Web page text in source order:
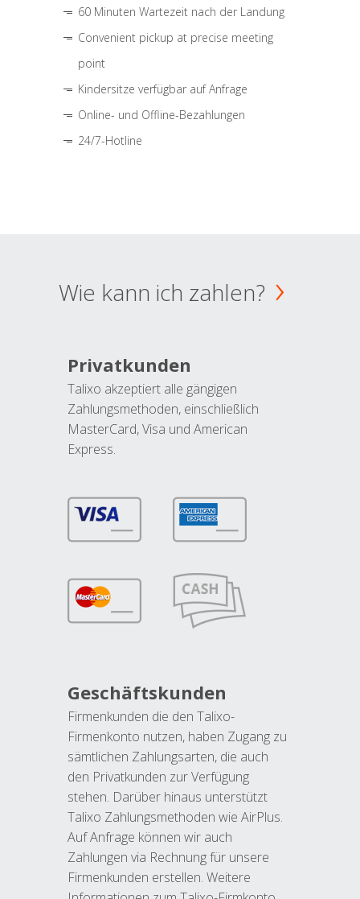
60 Minuten Wartezeit nach der Landung
Convenient pickup at precise meeting
point
Kindersitze verfügbar auf Anfrage
Online- und Offline-Bezahlungen
24/7-Hotline
Wie kann ich zahlen?
Privatkunden
Talixo akzeptiert alle gängigen
Zahlungsmethoden, einschließlich
MasterCard, Visa und American
Express.
Geschäftskunden
Firmenkunden die den Talixo-
Firmenkonto nutzen, haben Zugang zu
sämtlichen Zahlungsarten, die auch
den Privatkunden zur Verfügung
stehen. Darüber hinaus unterstützt
Talixo Zahlungsmethoden wie AirPlus.
Auf Anfrage können wir auch
Zahlungen via Rechnung für unsere
Firmenkunden erstellen. Weitere